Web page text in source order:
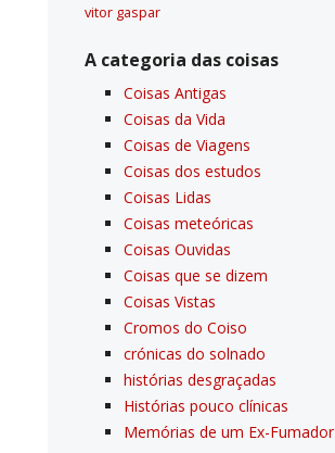
vitor gaspar
A categoria das coisas
Coisas Antigas
Coisas da Vida
Coisas de Viagens
Coisas dos estudos
Coisas Lidas
Coisas meteóricas
Coisas Ouvidas
Coisas que se dizem
Coisas Vistas
Cromos do Coiso
crónicas do solnado
histórias desgraçadas
Histórias pouco clí­nicas
Memórias de um Ex-Fumador